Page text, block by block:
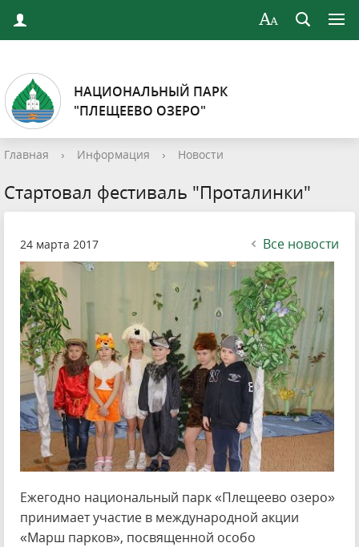
НАЦИОНАЛЬНЫЙ ПАРК
"ПЛЕЩЕЕВО ОЗЕРО"
Главная › Информация › Новости
Стартовал фестиваль "Проталинки"
24 марта 2017 Все новости
Ежегодно национальный парк «Плещеево озеро»
принимает участие в международной акции
«Марш парков», посвященной особо